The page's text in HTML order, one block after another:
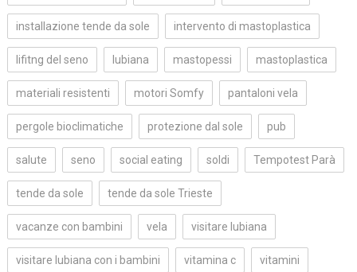
installazione tende da sole intervento di mastoplastica
lifitng del seno lubiana mastopessi mastoplastica
materiali resistenti motori Somfy pantaloni vela
pergole bioclimatiche protezione dal sole pub
salute seno social eating soldi Tempotest Parà
tende da sole tende da sole Trieste
vacanze con bambini vela visitare lubiana
visitare lubiana con i bambini vitamina c vitamini